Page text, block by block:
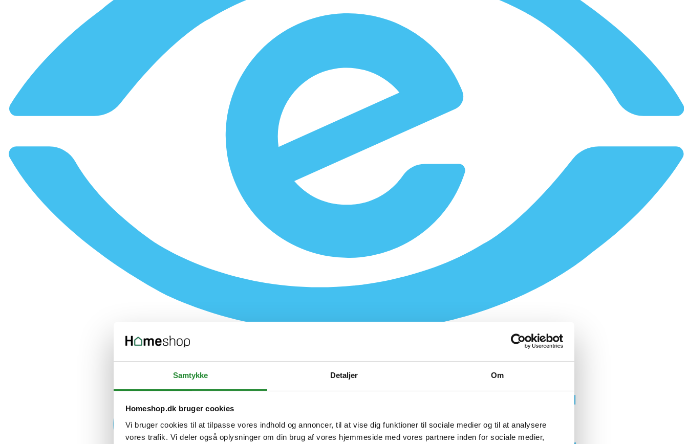
Samtykke Detaljer Om
Homeshop.dk bruger cookies
Vi bruger cookies til at tilpasse vores indhold og annoncer, til at vise dig funktioner til sociale medier og til at analysere
vores trafik. Vi deler også oplysninger om din brug af vores hjemmeside med vores partnere inden for sociale medier,